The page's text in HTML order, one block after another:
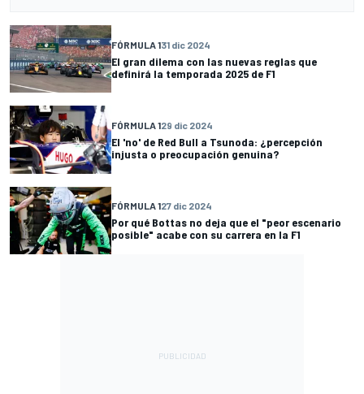
FÓRMULA 131 dic 2024
El gran dilema con las nuevas reglas que
definirá la temporada 2025 de F1
FÓRMULA 129 dic 2024
El 'no' de Red Bull a Tsunoda: ¿percepción
injusta o preocupación genuina?
FÓRMULA 127 dic 2024
Por qué Bottas no deja que el "peor escenario
posible" acabe con su carrera en la F1